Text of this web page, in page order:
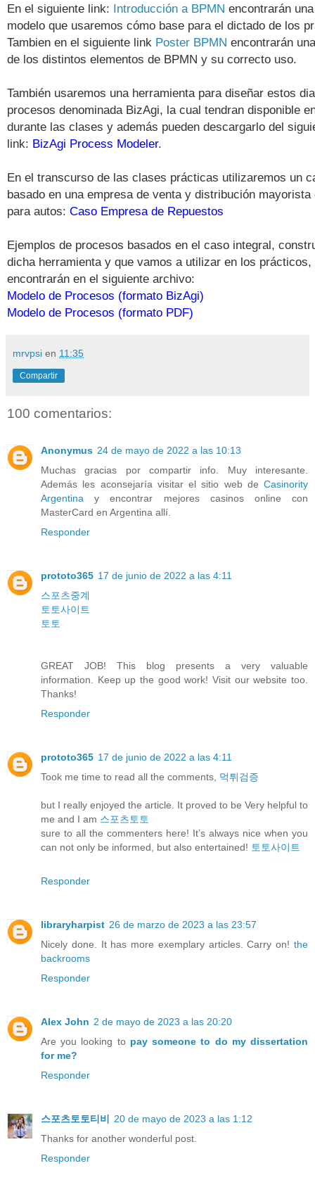
En el siguiente link: Introducción a BPMN encontrarán
modelo que usaremos cómo base para el dictado de los
Tambien en el siguiente link Poster BPMN encontrarán
de los distintos elementos de BPMN y su correcto uso.
También usaremos una herramienta para diseñar estos
procesos denominada BizAgi, la cual tendran disponible
durante las clases y además pueden descargarlo del
link: BizAgi Process Modeler.
En el transcurso de las clases prácticas utilizaremos un
basado en una empresa de venta y distribución mayorista
para autos: Caso Empresa de Repuestos
Ejemplos de procesos basados en el caso integral,
dicha herramienta y que vamos a utilizar en los prácticos,
encontrarán en el siguiente archivo:
Modelo de Procesos (formato BizAgi)
Modelo de Procesos (formato PDF)
mrvpsi en 11:35
Compartir
100 comentarios:
Anonymus 24 de mayo de 2022 a las 10:13
Muchas gracias por compartir info. Muy interesante.
Además les aconsejaría visitar el sitio web de Casinority
Argentina y encontrar mejores casinos online con
MasterCard en Argentina allí.
Responder
prototo365 17 de junio de 2022 a las 4:11
스포츠중계
토토사이트
토토
GREAT JOB! This blog presents a very valuable
information. Keep up the good work! Visit our website too.
Thanks!
Responder
prototo365 17 de junio de 2022 a las 4:11
Took me time to read all the comments, 먹튀검증
but I really enjoyed the article. It proved to be Very helpful to
me and I am 스포츠토토
sure to all the commenters here! It’s always nice when you
can not only be informed, but also entertained! 토토사이트
Responder
libraryharpist 26 de marzo de 2023 a las 23:57
Nicely done. It has more exemplary articles. Carry on! the
backrooms
Responder
Alex John 2 de mayo de 2023 a las 20:20
Are you looking to pay someone to do my dissertation
for me?
Responder
스포츠토토티비 20 de mayo de 2023 a las 1:12
Thanks for another wonderful post.
Responder